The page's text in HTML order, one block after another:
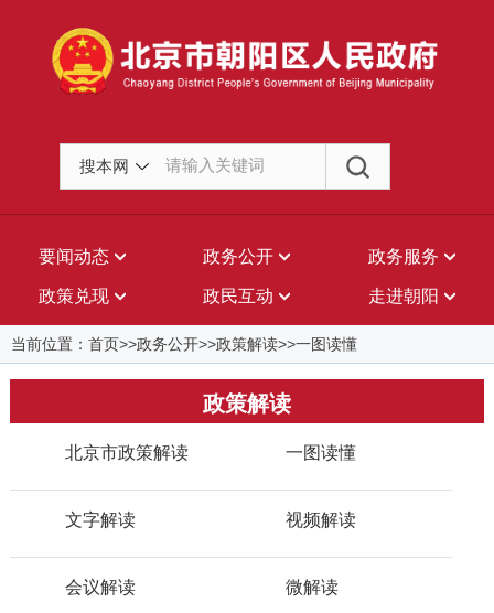
搜本网
要闻动态 政务公开 政务服务
政策兑现 政民互动 走进朝阳
当前位置：首页>>政务公开>>政策解读>>一图读懂
政策解读
北京市政策解读 一图读懂
文字解读 视频解读
会议解读 微解读